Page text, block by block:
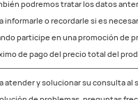
podremos tratar los datos
informarle o recordarle si es
participe en una promoción de
de pago del precio total del
atender y solucionar su consulta